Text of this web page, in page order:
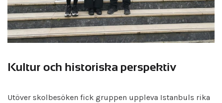
Kultur och historiska perspektiv
Utöver skolbesöken fick gruppen uppleva Istanbuls rika